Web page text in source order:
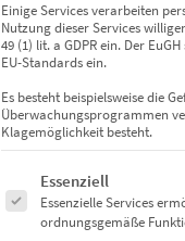
Einige Services verarbeiten
Nutzung dieser Services
49 (1) lit. a GDPR ein. Der
EU-Standards ein.
Es besteht beispielsweise die
Überwachungsprogrammen
Klagemöglichkeit besteht.
Es folgt eine Liste der
Essenziell
Essenzielle Services
ordnungsgemäße